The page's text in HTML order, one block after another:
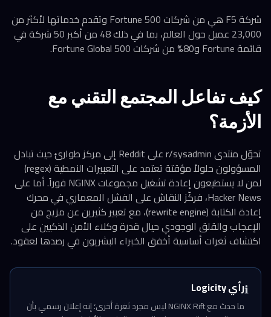
شركة F5 هي من شركات Fortune 500 وتقدم خدماتها لأكثر من
23,000 عميل حول العالم، بما في ذلك 48 من أكبر 50 شركة في
قائمة Fortune و80% من شركات Fortune Global 500.
كيف تفاعل المجتمع التقني مع
الأزمة؟
تحوّل منتدى r/sysadmin على Reddit إلى مركز طوارئ حيث تبادل
المسؤولون حلولاً مؤقتة تعتمد على التعبيرات النمطية (regex)
لمن لا يستطيعون إعادة تشغيل مجموعات NGINX فوراً. أما على
Hacker News، فركّز النقاش على الفشل المعماري في محرك
إعادة الكتابة (rewrite engine)، مع تعبير كثيرين عن مزيج من
الإعجاب والقلق الوجودي حيال قدرة وكلاء الأمن الذكيين على
اكتشاف ثغرات أساسية أخفق الخبراء البشريون في رصدها لعقود.
ℹ️رأي Logicity
ما حدث مع NGINX Rift ليس مجرد ثغرة أخرى؛ إنه إعلان رسمي بأن